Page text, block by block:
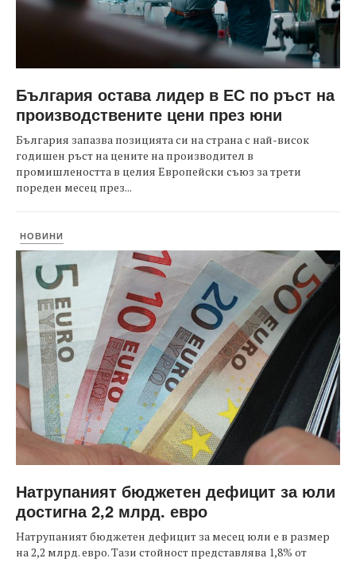
България остава лидер в ЕС по ръст на
производствените цени през юни
България запазва позицията си на страна с най-висок
годишен ръст на цените на производител в
промишлеността в целия Европейски съюз за трети
пореден месец през...
НОВИНИ
Натрупаният бюджетен дефицит за юли
достигна 2,2 млрд. евро
Натрупаният бюджетен дефицит за месец юли е в размер
на 2,2 млрд. евро. Тази стойност представлява 1,8% от